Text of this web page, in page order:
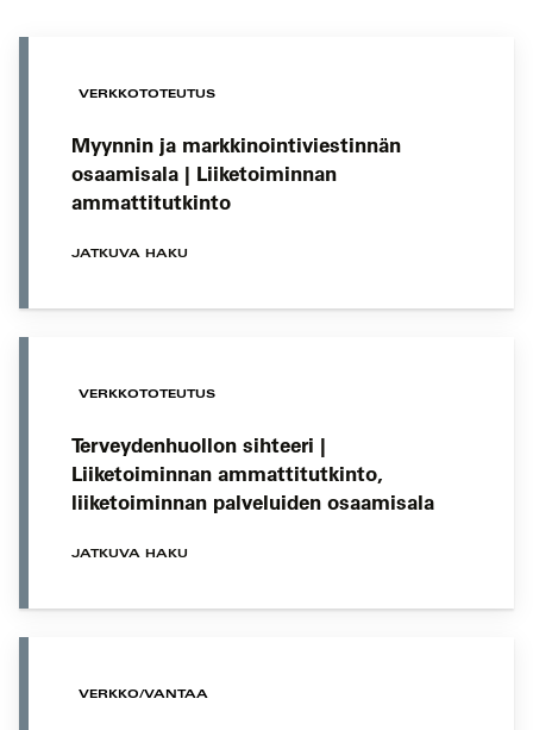
VERKKOTOTEUTUS
Myynnin ja markkinointiviestinnän
osaamisala | Liiketoiminnan
ammattitutkinto
JATKUVA HAKU
VERKKOTOTEUTUS
Terveydenhuollon sihteeri |
Liiketoiminnan ammattitutkinto,
liiketoiminnan palveluiden osaamisala
JATKUVA HAKU
VERKKO/VANTAA